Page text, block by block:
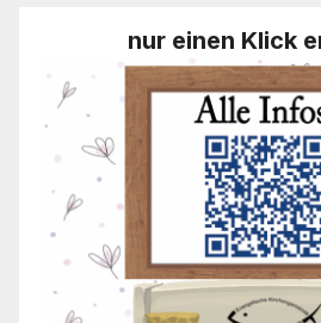
nur einen Klick